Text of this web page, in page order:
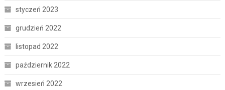
styczeń 2023
grudzień 2022
listopad 2022
październik 2022
wrzesień 2022